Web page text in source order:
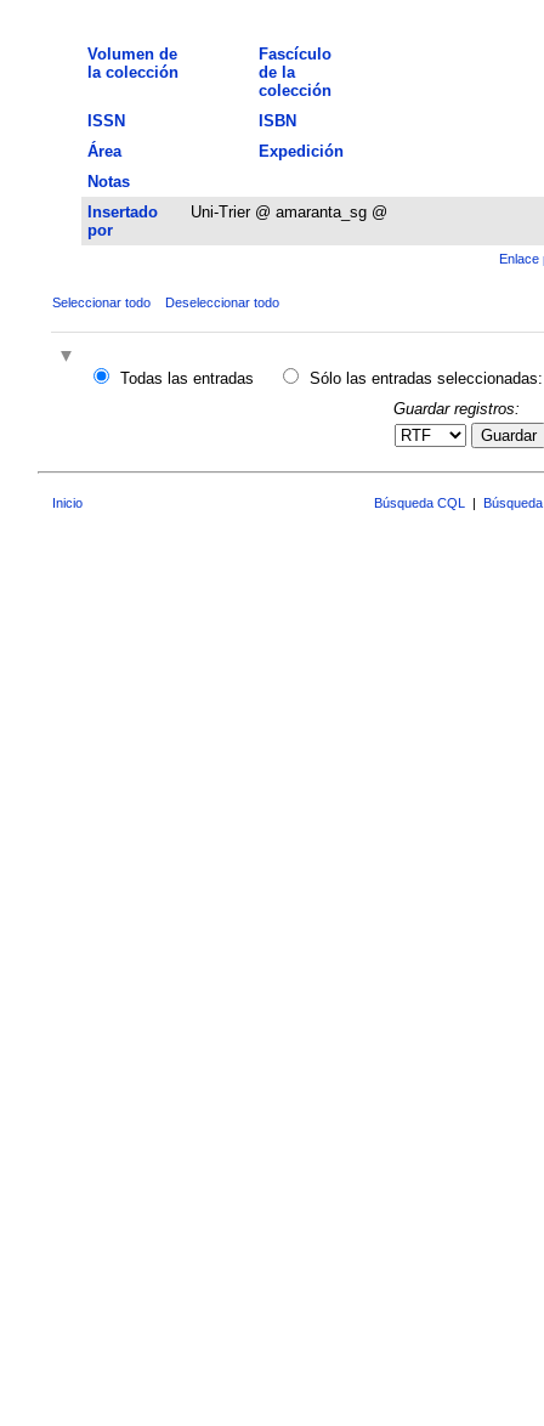
Volumen de
la colección
Fascículo
de la
colección
ISSN
ISBN
Área
Expedición
Notas
Insertado
por
Uni-Trier @ amaranta_sg @
Enlace
Seleccionar todo Deseleccionar todo
Todas las entradas
Sólo las entradas seleccionadas:
Guardar registros:
Guardar
Inicio Búsqueda CQL